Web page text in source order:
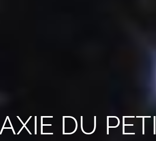
DU